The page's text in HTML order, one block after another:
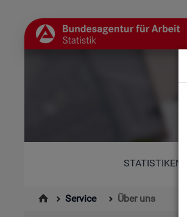
STATISTIKEN
Service Über uns